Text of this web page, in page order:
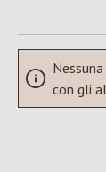
con gli